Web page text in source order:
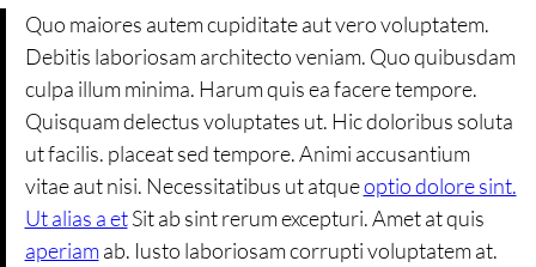
Quo maiores autem cupiditate aut vero voluptatem.
Debitis laboriosam architecto veniam. Quo quibusdam
culpa illum minima. Harum quis ea facere tempore.
Quisquam delectus voluptates ut. Hic doloribus soluta
ut facilis. placeat sed tempore. Animi accusantium
vitae aut nisi. Necessitatibus ut atqueoptio dolore sint.
Ut alias a etSit ab sint rerum excepturi. Amet at quis
aperiamab. Iusto laboriosam corrupti voluptatem at.